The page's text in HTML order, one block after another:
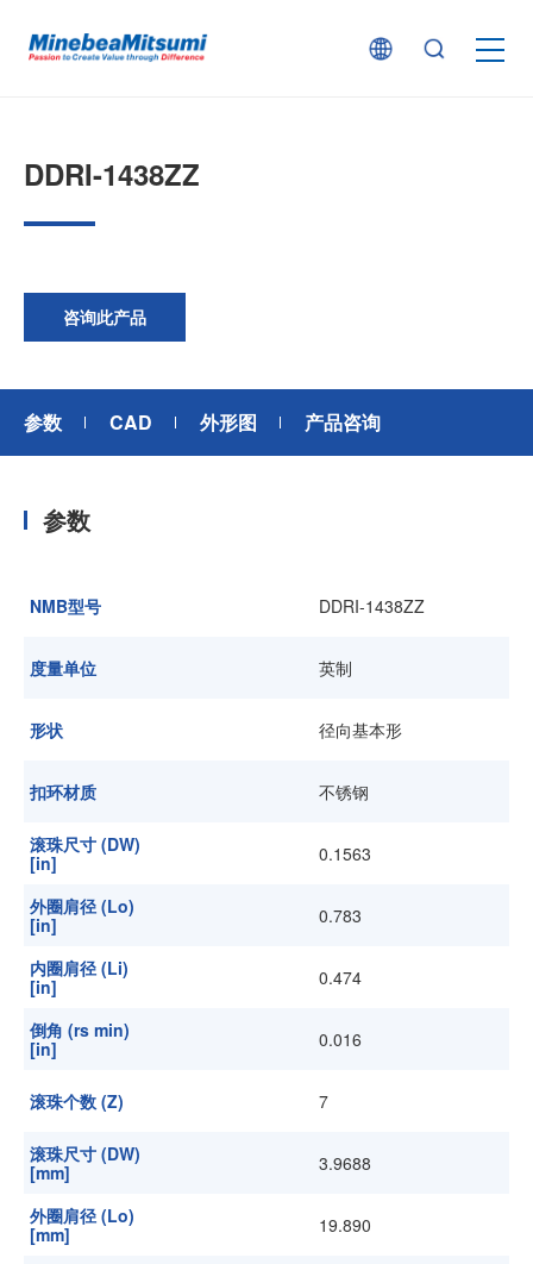
新闻
企业信息
加入我们
DDRI-1438ZZ
咨询此产品
参数 CAD 外形图 产品咨询
参数
NMB型号 DDRI-1438ZZ
度量单位 英制
形状 径向基本形
扣环材质 不锈钢
滚珠尺寸 (DW)
[in]
0.1563
外圈肩径 (Lo)
[in]
0.783
内圈肩径 (Li)
[in]
0.474
倒角 (rs min)
[in]
0.016
滚珠个数 (Z) 7
滚珠尺寸 (DW)
[mm]
3.9688
外圈肩径 (Lo)
[mm]
19.890